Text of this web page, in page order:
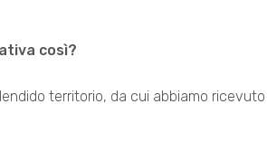
così?
territorio, da cui abbiamo